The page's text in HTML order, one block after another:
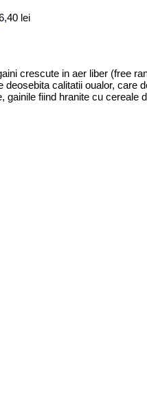
lei
crescute in aer liber (free
calitatii oualor,
fiind hranite cu